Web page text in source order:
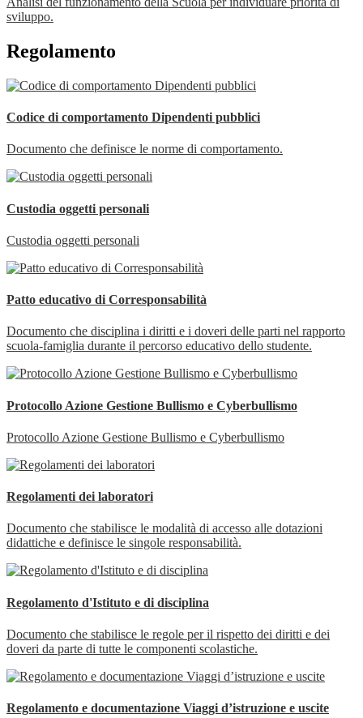
sviluppo.
Regolamento
Codice di comportamento Dipendenti pubblici
Documento che definisce le norme di comportamento.
Custodia oggetti personali
Custodia oggetti personali
Patto educativo di Corresponsabilità
Documento che disciplina i diritti e i doveri delle parti nel rapporto
scuola-famiglia durante il percorso educativo dello studente.
Protocollo Azione Gestione Bullismo e Cyberbullismo
Protocollo Azione Gestione Bullismo e Cyberbullismo
Regolamenti dei laboratori
Documento che stabilisce le modalità di accesso alle dotazioni
didattiche e definisce le singole responsabilità.
Regolamento d'Istituto e di disciplina
Documento che stabilisce le regole per il rispetto dei diritti e dei
doveri da parte di tutte le componenti scolastiche.
Regolamento e documentazione Viaggi d’istruzione e uscite